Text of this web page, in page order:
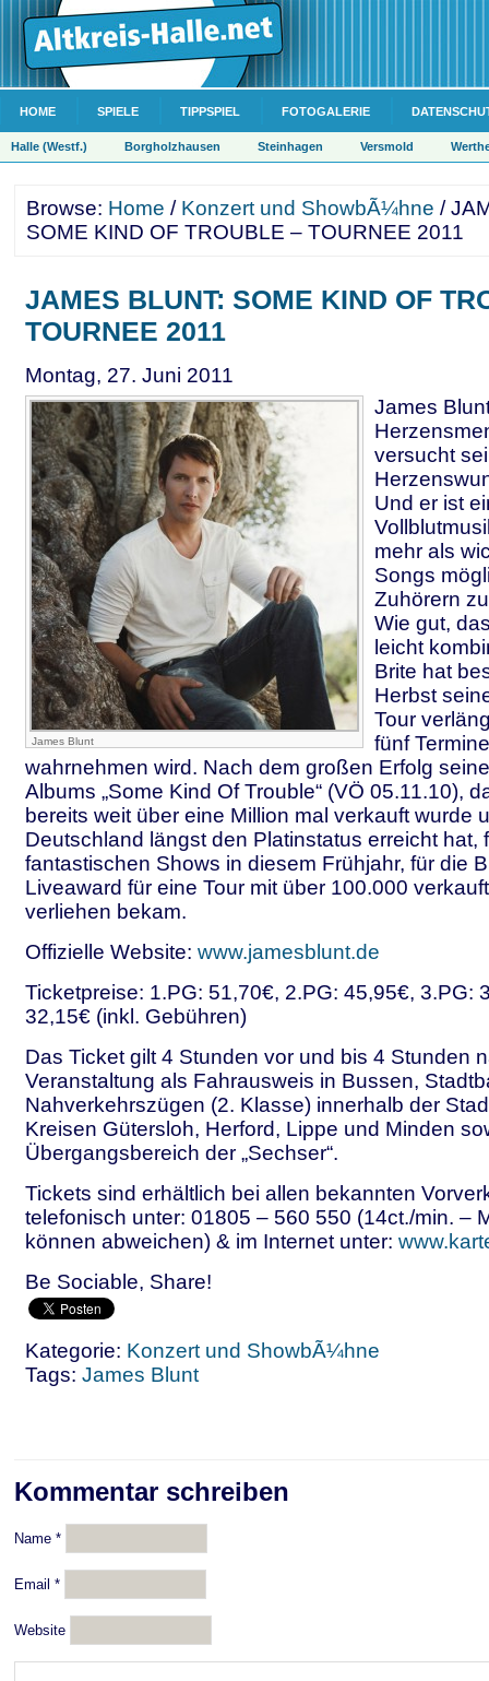
HOME SPIELE TIPPSPIEL FOTOGALERIE
Halle (Westf.) Borgholzhausen Steinhagen Versmold
Browse: Home / Konzert und ShowbÃ¼hne /
SOME KIND OF TROUBLE – TOURNEE 2011
JAMES BLUNT: SOME KIND OF
TOURNEE 2011
Montag, 27. Juni 2011
James Blunt
James
versucht
Und er ist
mehr als
Songs
Zuhörern
Wie gut,
leicht
Brite hat
Herbst
Tour
fünf
wahrnehmen wird. Nach dem großen Erfolg
Albums „Some Kind Of Trouble“ (VÖ 05.11.10),
bereits weit über eine Million mal verkauft wurde
Deutschland längst den Platinstatus erreicht hat,
fantastischen Shows in diesem Frühjahr, für die
Liveaward für eine Tour mit über 100.000
verliehen bekam.
Offizielle Website: www.jamesblunt.de
Ticketpreise: 1.PG: 51,70€, 2.PG: 45,95€, 3.PG:
32,15€ (inkl. Gebühren)
Das Ticket gilt 4 Stunden vor und bis 4 Stunden
Veranstaltung als Fahrausweis in Bussen,
Nahverkehrszügen (2. Klasse) innerhalb der
Kreisen Gütersloh, Herford, Lippe und Minden
Übergangsbereich der „Sechser“.
Tickets sind erhältlich bei allen bekannten
telefonisch unter: 01805 – 560 550 (14ct./min. –
können abweichen) & im Internet unter:
Be Sociable, Share!
Kategorie: Konzert und ShowbÃ¼hne
Tags: James Blunt
Kommentar schreiben
Name *
Email *
Website